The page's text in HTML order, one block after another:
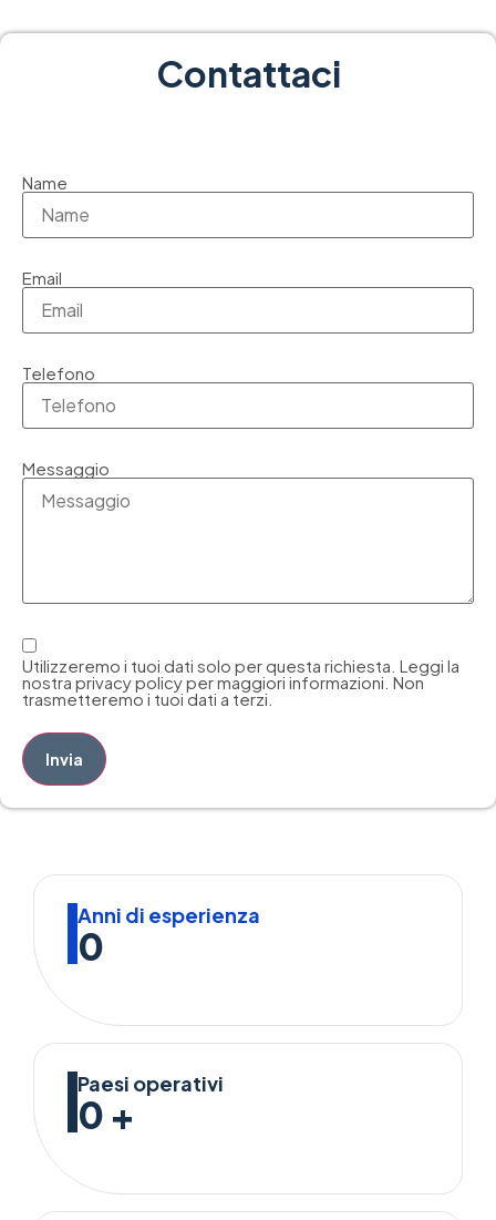
Contattaci
Name
Email
Telefono
Messaggio
Utilizzeremo i tuoi dati solo per questa richiesta. Leggi la
nostra privacy policy per maggiori informazioni. Non
trasmetteremo i tuoi dati a terzi.
Invia
Anni di esperienza
0
Paesi operativi
0 +